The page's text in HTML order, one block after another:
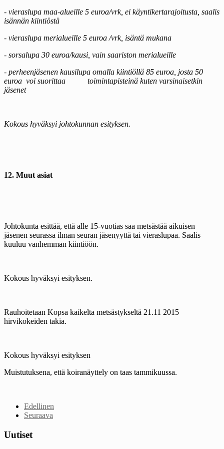
- vieraslupa maa-alueille 5 euroa/vrk, ei käyntikertarajoitusta, saalis
isännän kiintiöstä
- vieraslupa merialueille 5 euroa /vrk, isäntä mukana
- sorsalupa 30 euroa/kausi, vain saariston merialueille
- perheenjäsenen kausilupa omalla kiintiöllä 85 euroa, josta 50
euroa voi suorittaa
toimintapisteinä kuten varsinaisetkin
jäsenet
Kokous hyväksyi johtokunnan esityksen.
12. Muut asiat
Johtokunta esittää, että alle 15-vuotias saa metsästää aikuisen
jäsenen seurassa ilman seuran jäsenyyttä tai vieraslupaa. Saalis
kuuluu vanhemman kiintiöön.
Kokous hyväksyi esityksen.
Rauhoitetaan Kopsa kaikelta metsästykseltä 21.11 2015
hirvikokeiden takia.
Kokous hyväksyi esityksen
Muistutuksena, että koiranäyttely on taas tammikuussa.
Edellinen
Seuraava
Uutiset